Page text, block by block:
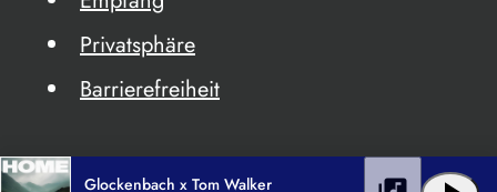
Privatsphäre
Barrierefreiheit
Glockenbach x Tom Walker